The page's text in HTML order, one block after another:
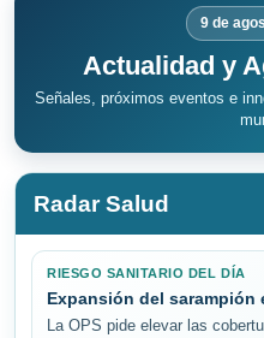
9 de
Actualidad y
Señales, próximos eventos e
Radar Salud
RIESGO SANITARIO DEL DÍA
Expansión del sarampión
La OPS pide elevar las